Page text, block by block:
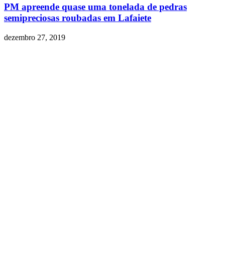
PM apreende quase uma tonelada de pedras
semipreciosas roubadas em Lafaiete
dezembro 27, 2019